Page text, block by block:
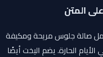
المتن
صالة جلوس مريحة ومكيفة
الحارة. يضم اليخت أيضًا